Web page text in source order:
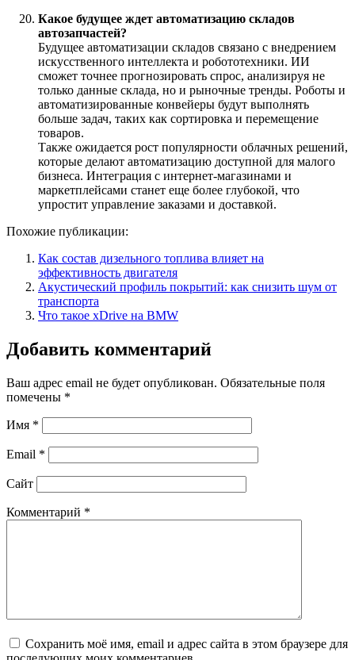
Какое будущее ждет автоматизацию складов
автозапчастей?
Будущее автоматизации складов связано с внедрением
искусственного интеллекта и робототехники. ИИ
сможет точнее прогнозировать спрос, анализируя не
только данные склада, но и рыночные тренды. Роботы и
автоматизированные конвейеры будут выполнять
больше задач, таких как сортировка и перемещение
товаров.
Также ожидается рост популярности облачных решений,
которые делают автоматизацию доступной для малого
бизнеса. Интеграция с интернет-магазинами и
маркетплейсами станет еще более глубокой, что
упростит управление заказами и доставкой.
Похожие публикации:
Как состав дизельного топлива влияет на
эффективность двигателя
Акустический профиль покрытий: как снизить шум от
транспорта
Что такое xDrive на BMW
Добавить комментарий
Ваш адрес email не будет опубликован. Обязательные поля
помечены *
Имя *
Email *
Сайт
Комментарий *
Сохранить моё имя, email и адрес сайта в этом браузере для